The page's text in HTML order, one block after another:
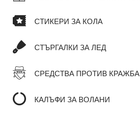
СТИКЕРИ ЗА КОЛА
СТЪРГАЛКИ ЗА ЛЕД
СРЕДСТВА ПРОТИВ КРАЖБА
КАЛЪФИ ЗА ВОЛАНИ